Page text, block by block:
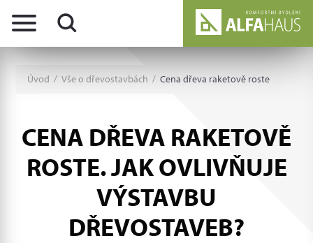
Úvod / Vše o dřevostavbách / Cena dřeva raketově roste
CENA DŘEVA RAKETOVĚ
ROSTE. JAK OVLIVŇUJE
VÝSTAVBU
DŘEVOSTAVEB?